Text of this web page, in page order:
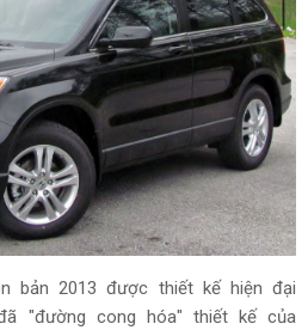
bản 2013 được thiết kế hiện đại
"đường cong hóa" thiết kế của